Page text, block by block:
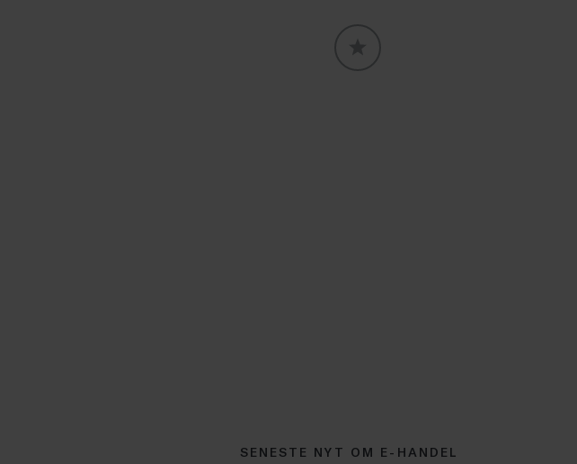
SENESTE NYT OM E-HANDEL